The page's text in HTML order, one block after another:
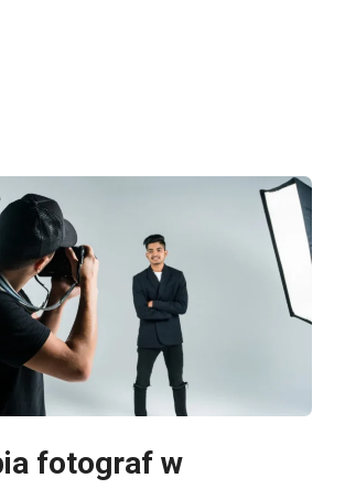
fotograf w